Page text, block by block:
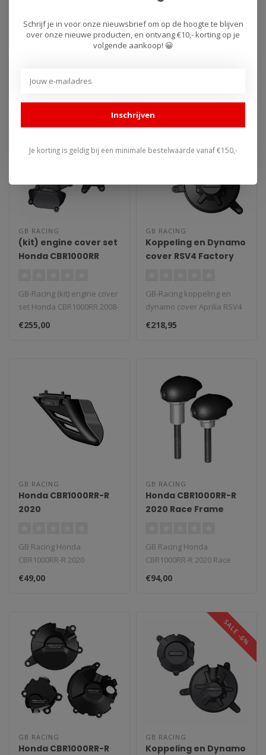
GB Racing koppeling cover
BMW S1000RR2019-2020.
de ko..
S1000RR 2019-2020
GB Racing Pulse cover BMW
S1000RR 2019-2020 GB
GB RACING
(kit) engine cover set
Honda CBR1000RR
GB-Racing (kit) engine cover
set Honda CBR1000RR 2008-
2016. Revolutionair nieuw ..
€255,00
GB RACING
Koppeling en Dynamo
cover RSV4 Factory
GB-Racing koppeling en
dynamo cover Aprilia RSV4
Factory 2021- / Tuono V4 .
Revo..
€218,95
GB RACING
Honda CBR1000RR-R
2020
GB Racing Honda
CBR1000RR-R 2020
Kettingbeschermer.
Revolutionair nieuw zeer
€49,00
GB RACING
Honda CBR1000RR-R
2020 Race Frame
GB Racing Honda
CBR1000RR-R 2020 Race
Frame Sliders. Race-
ontworpen, voor montag..
€94,00
GB RACING
Honda CBR1000RR-R
SALE -6%
GB RACING
Koppeling en Dynamo
Schrijf je in voor onze nieuwsbrief om op de hoogte te blijven
over onze nieuwe producten, en ontvang €10,- korting op je
volgende aankoop! 😀
Inschrijven
Je korting is geldig bij een minimale bestelwaarde vanaf €150,-